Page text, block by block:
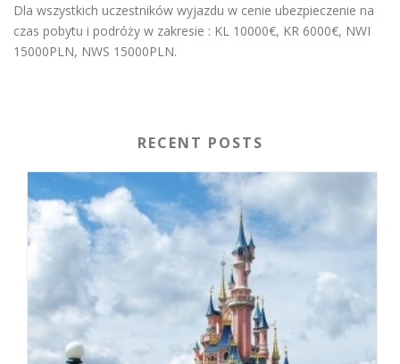
Dla wszystkich uczestników wyjazdu w cenie ubezpieczenie na
czas pobytu i podróży w zakresie : KL 10000€, KR 6000€, NWI
15000PLN, NWS 15000PLN.
RECENT POSTS